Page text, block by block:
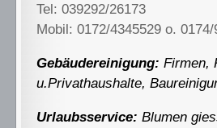
Tel: 039292/26173
Mobil: 0172/4345529 o. 0174/
Gebäudereinigung: Firmen,
u.Privathaushalte,
Urlaubsservice: Blumen